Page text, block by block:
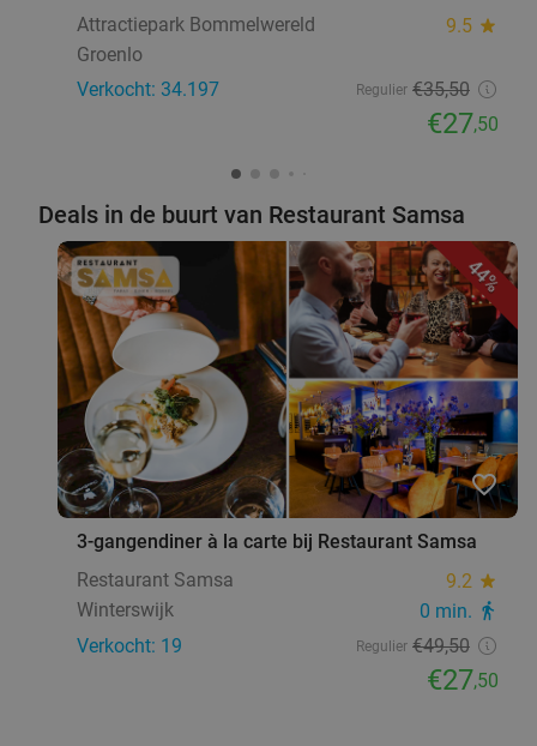
Attractiepark Bommelwereld
9.5 star
Groenlo
Verkocht: 34.197
Regulier €35,50
€27,50
Deals in de buurt van Restaurant Samsa
44%
favorite_border
3-gangendiner à la carte bij Restaurant Samsa
Restaurant Samsa
9.2 star
Winterswijk 0 min. directions_walk
Verkocht: 19 Regulier €49,50
€27,50